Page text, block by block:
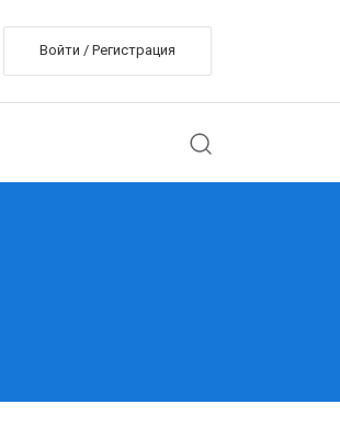
Войти / Регистрация